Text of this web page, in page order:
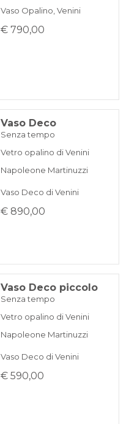
Vaso Opalino, Venini
€ 790,00
Vaso Deco
Senza tempo
Vetro opalino di Venini
Napoleone Martinuzzi
Vaso Deco di Venini
€ 890,00
Vaso Deco piccolo
Senza tempo
Vetro opalino di Venini
Napoleone Martinuzzi
Vaso Deco di Venini
€ 590,00